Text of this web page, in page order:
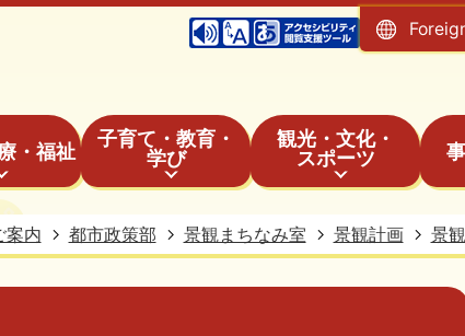
・福祉
子育て・教育・
学び
観光・文化・
スポーツ
案内 都市政策部 景観まちなみ室 景観計画 景